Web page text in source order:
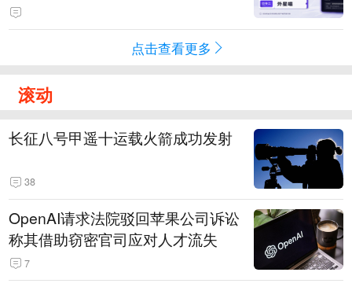
点击查看更多
滚动
长征八号甲遥十运载火箭成功发射
38
OpenAI请求法院驳回苹果公司诉讼
称其借助窃密官司应对人才流失
7